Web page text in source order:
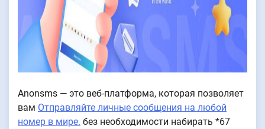
Anonsms — это веб-платформа, которая позволяет
вам Отправляйте личные сообщения на любой
номер в мире. без необходимости набирать *67